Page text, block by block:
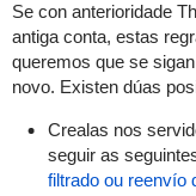
Se con anterioridade
antiga conta, estas
queremos que se
novo. Existen dúas
Crealas nos
seguir as
filtrado ou reenvío